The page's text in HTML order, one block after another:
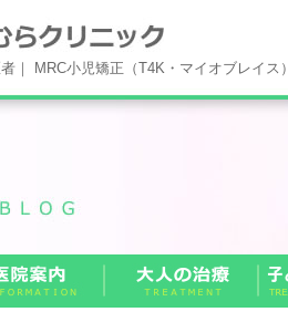
｜ MRC小児矯正（T4K・マイオブレイ